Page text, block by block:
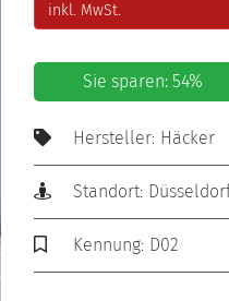
inkl. MwSt.
Sie sparen: 54%
Hersteller: Häcker
Standort:
Kennung: D02